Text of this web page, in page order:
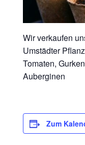
Wir verkaufen
Umstädter
Tomaten,
Auberginen
Zum